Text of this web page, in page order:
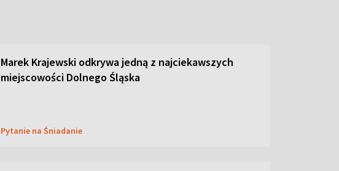
Marek Krajewski odkrywa jedną z najciekawszych
miejscowości Dolnego Śląska
Pytanie na Śniadanie